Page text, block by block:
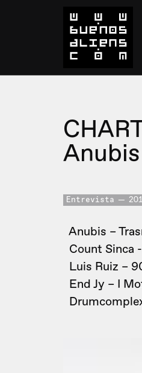
Anubis
Entrevista
Anubis –
Count Sinca
Luis Ruiz –
End Jy – I